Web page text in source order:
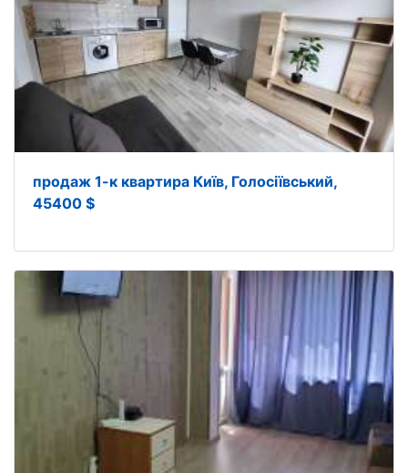
продаж 1-к квартира Київ, Голосіївський,
45400 $